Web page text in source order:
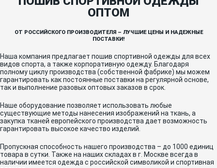
ОПТОМ
ОТ РОССИЙСКОГО ПРОИЗВОДИТЕЛЯ – ЛУЧШИЕ ЦЕНЫ И НАДЕЖНЫЕ
ПОСТАВКИ!
Наша компания предлагает пошив спортивной одежды для всех
видов спорта, а также корпоративную одежду. Благодаря
полному циклу производства (собственной фабрике) мы можем
гарантировать как постоянные поставки на регулярной основе,
так и выполнение разовых оптовых заказов в срок.
Наше оборудование позволяет использовать любые
существующие методы нанесения изображений на ткань, а
закупка тканей европейского производства дает возможность
гарантировать высокое качество изделий.
Пропускная способность нашего производства – до 1000 единиц
товара в сутки. Также на наших складах в г. Москве всегда в
наличии имеется одежда с российской символикой и спортивная